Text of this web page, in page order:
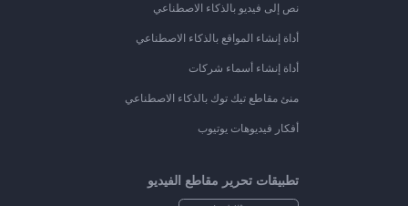
نص إلى فيديو بالذكاء الاصطناعي
أداة إنشاء المواقع بالذكاء الاصطناعي
أداة إنشاء أسماء شركات
منئ مقاطع تيك توك بالذكاء الاصطناعي
أفكار فيديوهات يوتيوب
تطبيقات تحرير مقاطع الفيديو